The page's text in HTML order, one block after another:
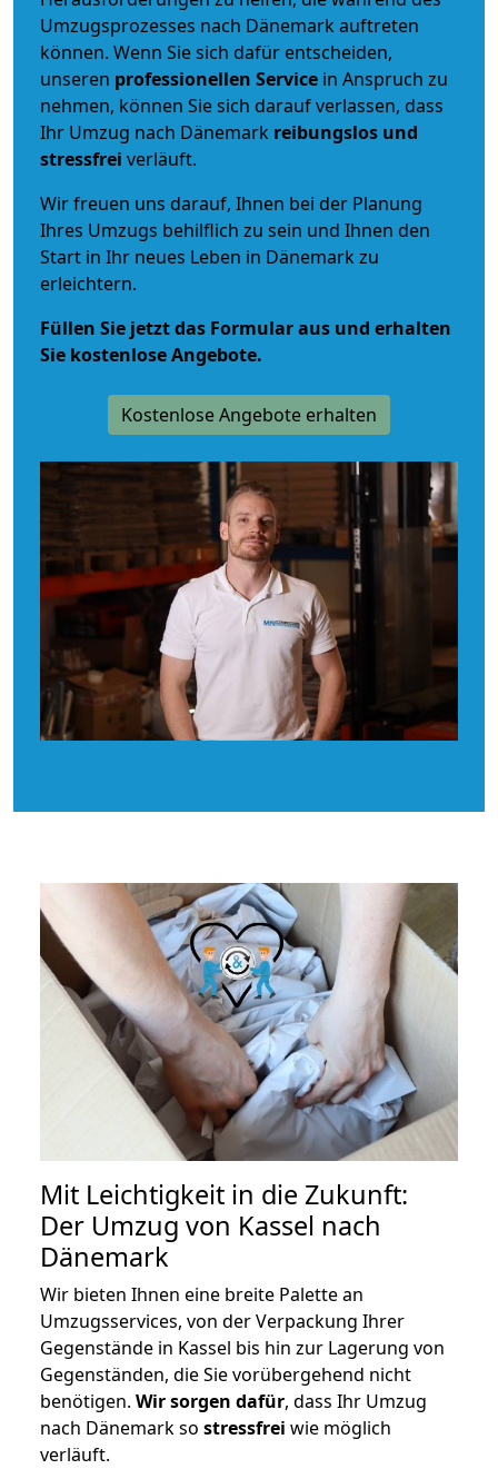
Umzugsprozesses nach Dänemark auftreten
können. Wenn Sie sich dafür entscheiden,
unseren professionellen Service in Anspruch zu
nehmen, können Sie sich darauf verlassen, dass
Ihr Umzug nach Dänemark reibungslos und
stressfrei verläuft.
Wir freuen uns darauf, Ihnen bei der Planung
Ihres Umzugs behilflich zu sein und Ihnen den
Start in Ihr neues Leben in Dänemark zu
erleichtern.
Füllen Sie jetzt das Formular aus und erhalten
Sie kostenlose Angebote.
Kostenlose Angebote erhalten
Mit Leichtigkeit in die Zukunft:
Der Umzug von Kassel nach
Dänemark
Wir bieten Ihnen eine breite Palette an
Umzugsservices, von der Verpackung Ihrer
Gegenstände in Kassel bis hin zur Lagerung von
Gegenständen, die Sie vorübergehend nicht
benötigen. Wir sorgen dafür, dass Ihr Umzug
nach Dänemark so stressfrei wie möglich
verläuft.